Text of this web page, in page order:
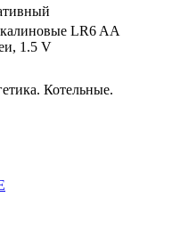
LR6 AA
1.5 V
Котельные.